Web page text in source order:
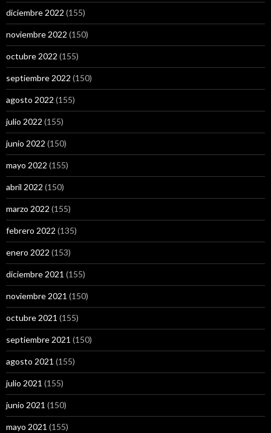
diciembre 2022 (155)
noviembre 2022 (150)
octubre 2022 (155)
septiembre 2022 (150)
agosto 2022 (155)
julio 2022 (155)
junio 2022 (150)
mayo 2022 (155)
abril 2022 (150)
marzo 2022 (155)
febrero 2022 (135)
enero 2022 (153)
diciembre 2021 (155)
noviembre 2021 (150)
octubre 2021 (155)
septiembre 2021 (150)
agosto 2021 (155)
julio 2021 (155)
junio 2021 (150)
mayo 2021 (155)